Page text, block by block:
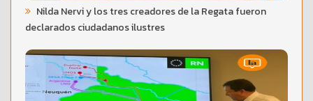
Nilda Nervi y los tres creadores de la Regata fueron
declarados ciudadanos ilustres